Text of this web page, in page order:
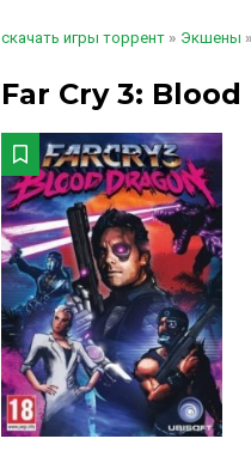
скачать игры торрент » Экшены
Far Cry 3: Blood